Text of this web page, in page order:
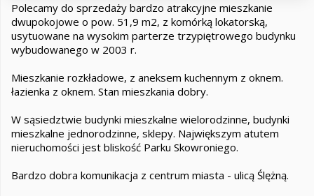
Polecamy do sprzedaży bardzo atrakcyjne mieszkanie
dwupokojowe o pow. 51,9 m2, z komórką lokatorską,
usytuowane na wysokim parterze trzypiętrowego budynku
wybudowanego w 2003 r.
Mieszkanie rozkładowe, z aneksem kuchennym z oknem.
łazienka z oknem. Stan mieszkania dobry.
W sąsiedztwie budynki mieszkalne wielorodzinne, budynki
mieszkalne jednorodzinne, sklepy. Największym atutem
nieruchomości jest bliskość Parku Skowroniego.
Bardzo dobra komunikacja z centrum miasta - ulicą Ślężną.